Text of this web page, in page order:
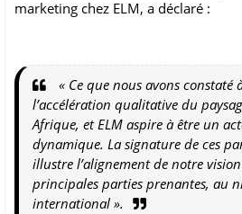
marketing chez ELM, a déclaré :
« Ce que nous avons constaté
l’accélération qualitative du
Afrique, et ELM aspire à être un
dynamique. La signature de ces
illustre l’alignement de notre
principales parties prenantes, au
international ».